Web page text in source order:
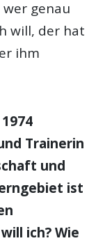
genau
will, der hat
ihm
Trainerin
und
ist
ich? Wie